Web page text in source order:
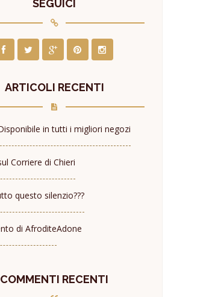
SEGUICI
ARTICOLI RECENTI
in tutti i migliori negozi
Corriere di Chieri
questo silenzio???
di AfroditeAdone
COMMENTI RECENTI